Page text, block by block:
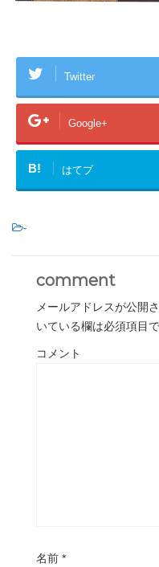
Twitter
Google+
B! はてブ
-
comment
メールアドレスが公開
いている欄は必須項目
コメント
名前 *